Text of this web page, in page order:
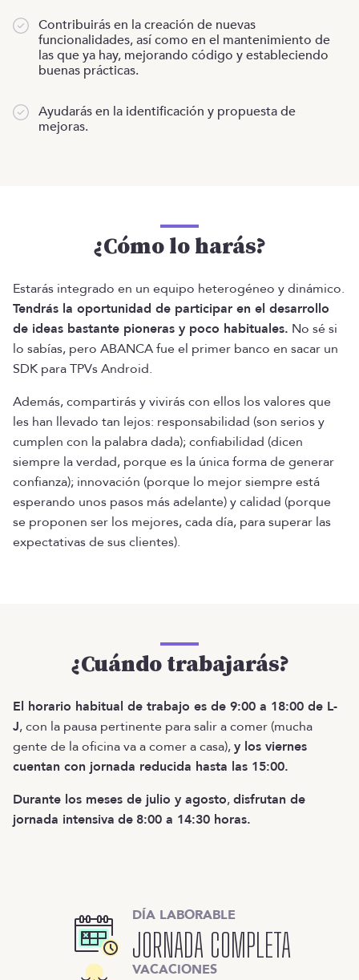
Contribuirás en la creación de nuevas
funcionalidades, así como en el mantenimiento de
las que ya hay, mejorando código y estableciendo
buenas prácticas.
Ayudarás en la identificación y propuesta de
mejoras.
¿Cómo lo harás?
Estarás integrado en un equipo heterogéneo y dinámico.
Tendrás la oportunidad de participar en el desarrollo
de ideas bastante pioneras y poco habituales. No sé si
lo sabías, pero ABANCA fue el primer banco en sacar un
SDK para TPVs Android.
Además, compartirás y vivirás con ellos los valores que
les han llevado tan lejos: responsabilidad (son serios y
cumplen con la palabra dada); confiabilidad (dicen
siempre la verdad, porque es la única forma de generar
confianza); innovación (porque lo mejor siempre está
esperando unos pasos más adelante) y calidad (porque
se proponen ser los mejores, cada día, para superar las
expectativas de sus clientes).
¿Cuándo trabajarás?
El horario habitual de trabajo es de 9:00 a 18:00 de L-
J, con la pausa pertinente para salir a comer (mucha
gente de la oficina va a comer a casa),y los viernes
cuentan con jornada reducida hasta las 15:00.
Durante los meses de julio y agosto,disfrutan de
jornada intensiva de 8:00 a 14:30 horas.
DÍA LABORABLE
JORNADA COMPLETA
VACACIONES